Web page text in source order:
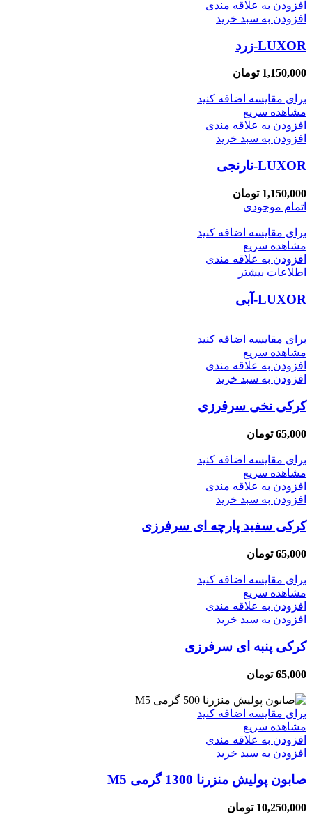
افزودن به علاقه مندی
افزودن به سبد خرید
LUXOR-زرد
1,150,000 تومان
برای مقایسه اضافه کنید
مشاهده سریع
افزودن به علاقه مندی
افزودن به سبد خرید
LUXOR-نارنجی
1,150,000 تومان
اتمام موجودی
برای مقایسه اضافه کنید
مشاهده سریع
افزودن به علاقه مندی
اطلاعات بیشتر
LUXOR-آبی
برای مقایسه اضافه کنید
مشاهده سریع
افزودن به علاقه مندی
افزودن به سبد خرید
کرکی نخی سرفرزی
65,000 تومان
برای مقایسه اضافه کنید
مشاهده سریع
افزودن به علاقه مندی
افزودن به سبد خرید
کرکی سفید پارچه ای سرفرزی
65,000 تومان
برای مقایسه اضافه کنید
مشاهده سریع
افزودن به علاقه مندی
افزودن به سبد خرید
کرکی پنبه ای سرفرزی
65,000 تومان
برای مقایسه اضافه کنید
مشاهده سریع
افزودن به علاقه مندی
افزودن به سبد خرید
صابون پولیش منزرنا 1300 گرمی M5
10,250,000 تومان